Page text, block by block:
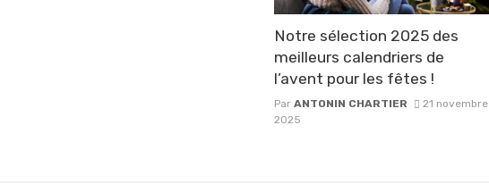
Notre sélection 2025 des
meilleurs calendriers de
l’avent pour les fêtes !
Par ANTONIN CHARTIER
21 novembre
2025